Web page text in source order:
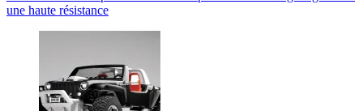
une haute résistance